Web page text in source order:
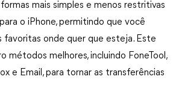
mais simples e menos restritivas
o iPhone, permitindo que você
favoritas onde quer que esteja. Este
métodos melhores, incluindo FoneTool,
e Email, para tornar as transferências